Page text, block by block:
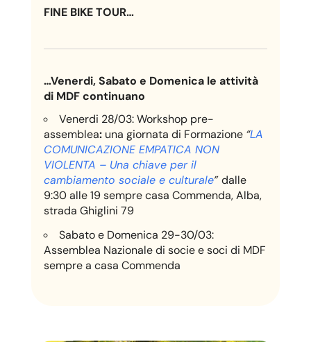
FINE BIKE TOUR…
…Venerdi, Sabato e Domenica le attività
di MDF continuano
Venerdi 28/03: Workshop pre-
assemblea: una giornata di Formazione “LA
COMUNICAZIONE EMPATICA NON
VIOLENTA – Una chiave per il
cambiamento sociale e culturale”dalle
9:30 alle 19 sempre casa Commenda,Alba,
strada Ghiglini 79
Sabato e Domenica 29-30/03:
Assemblea Nazionale di socie e soci di MDF
sempre a casa Commenda